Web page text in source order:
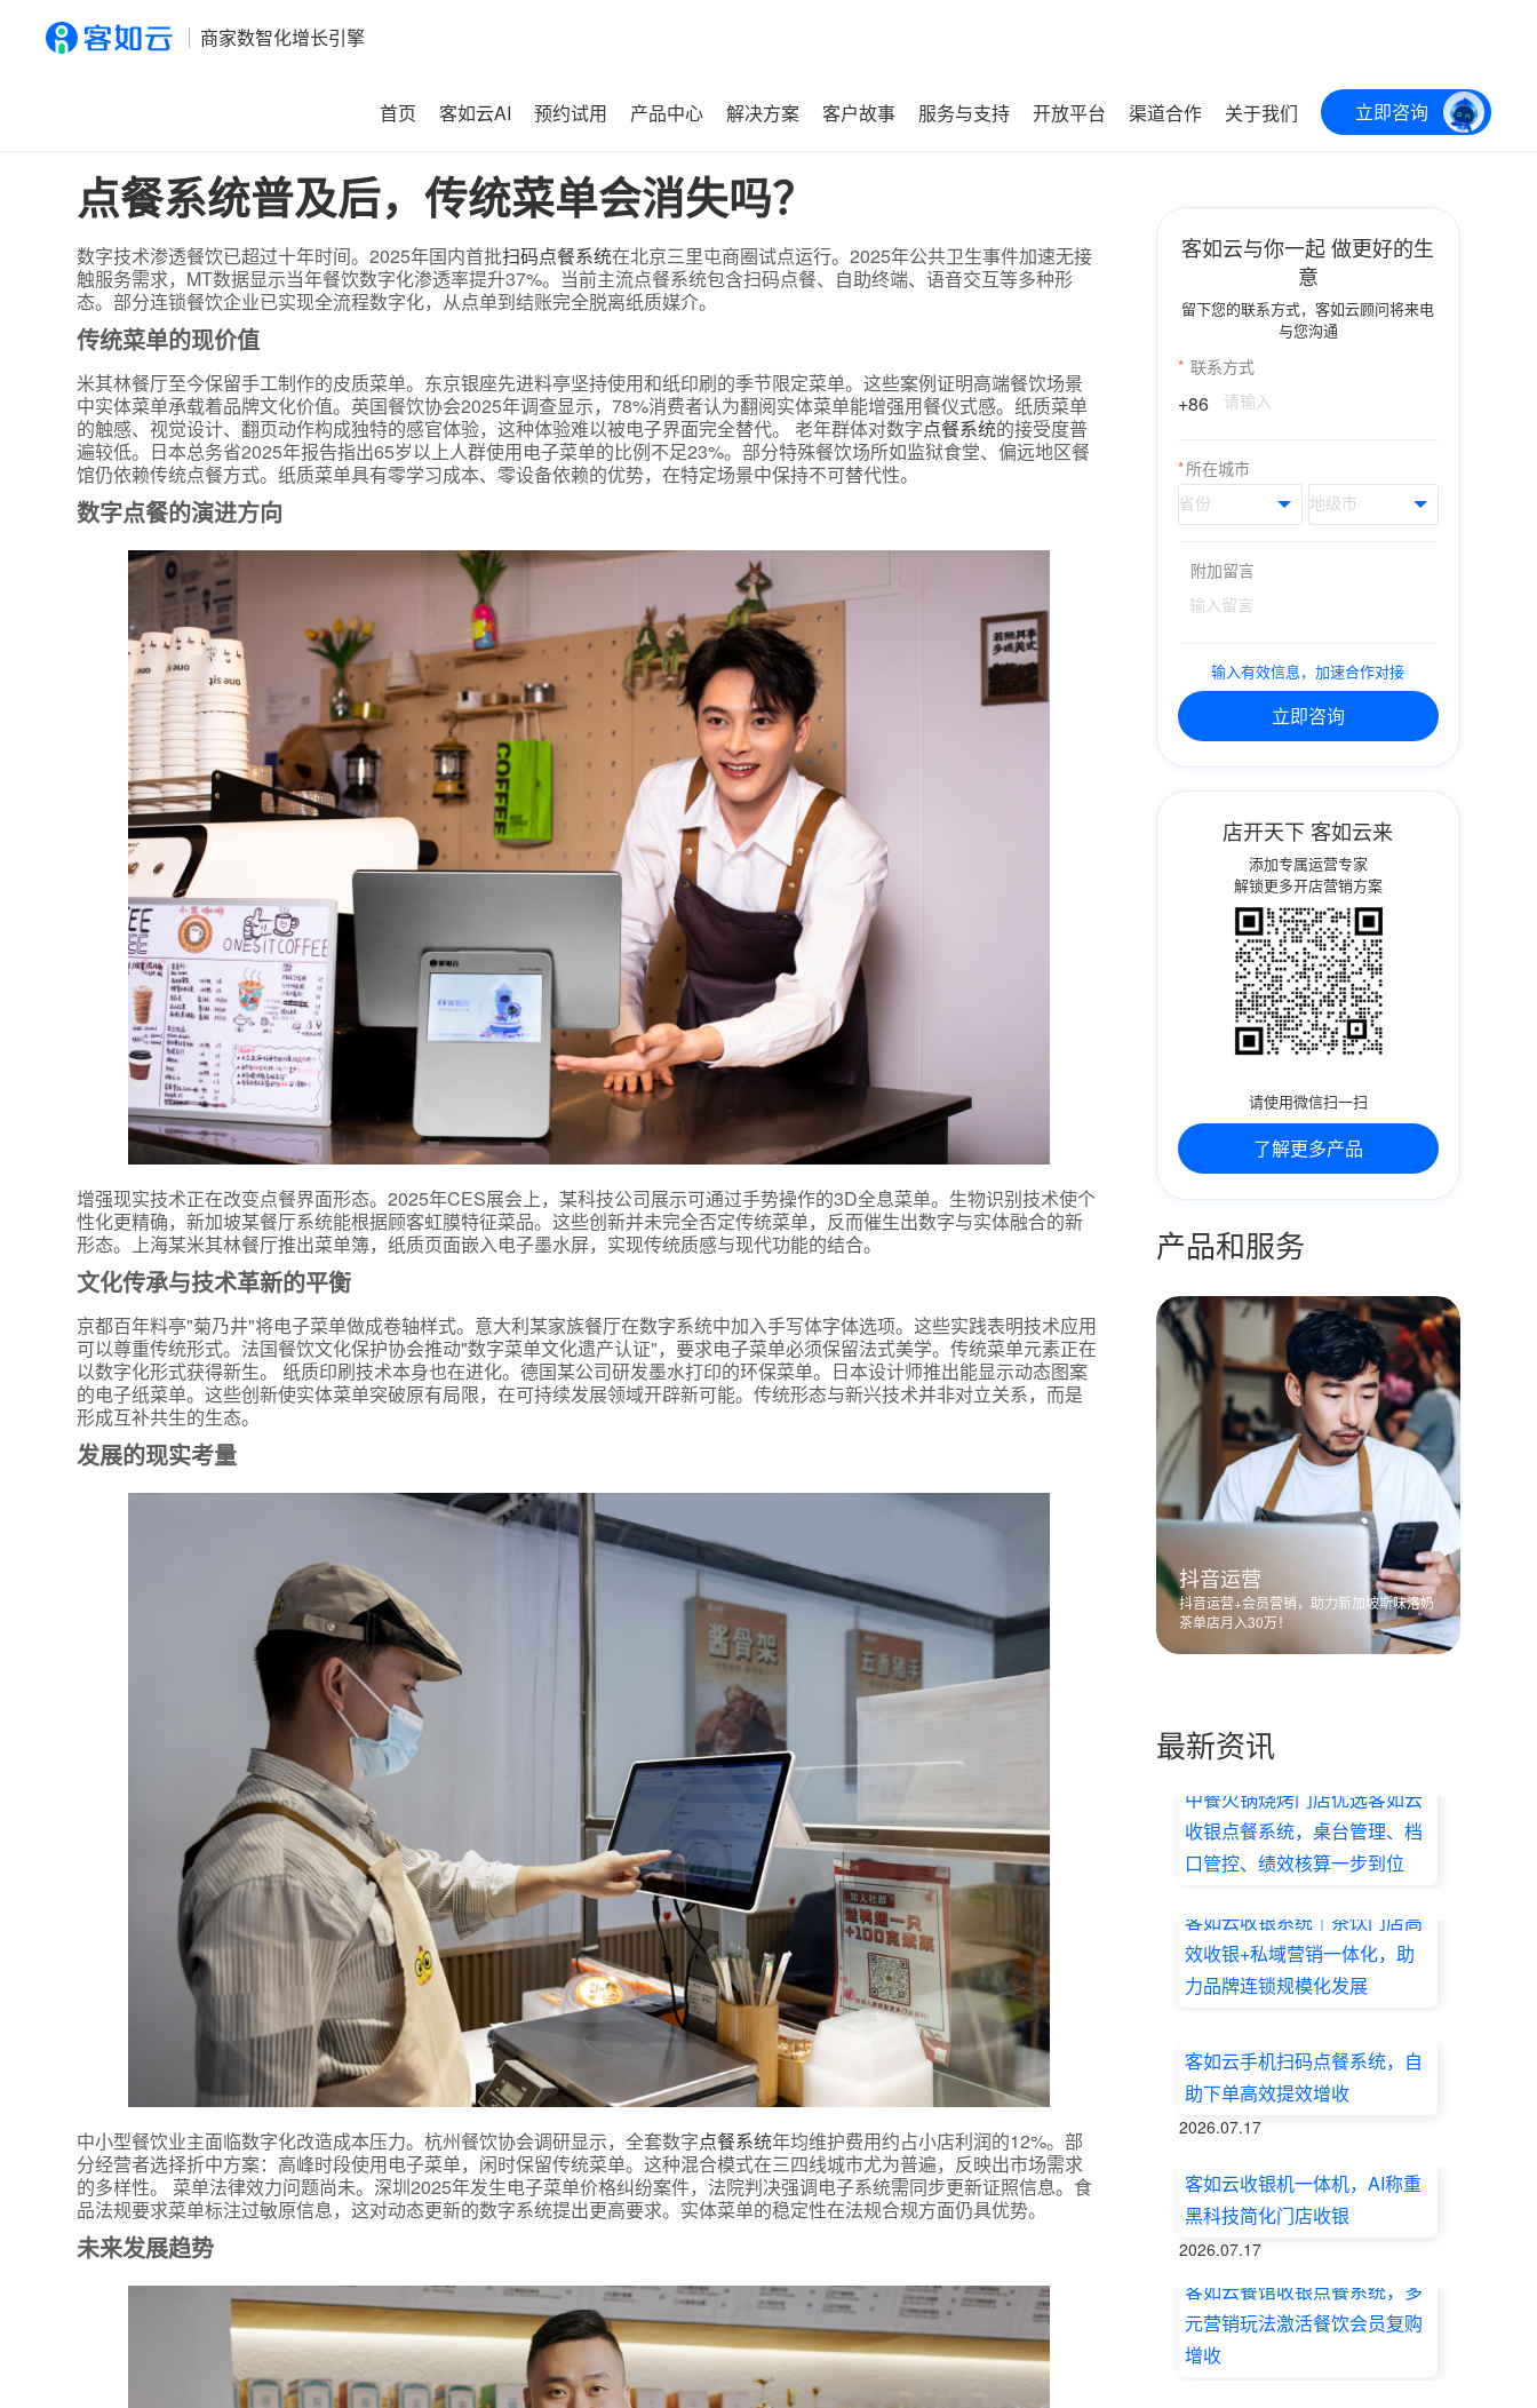
商家数智化增长引擎
首页 客如云AI 预约试用 产品中心 解决方案 客户故事 服务与支持 开放平台 渠道合作 关于我们 立即咨询
点餐系统普及后，传统菜单会消失吗？
数字技术渗透餐饮已超过十年时间。2025年国内首批扫码点餐系统在北京三里屯商圈试点运行。2025年公共卫生事件加速无接
触服务需求，MT数据显示当年餐饮数字化渗透率提升37%。当前主流点餐系统包含扫码点餐、自助终端、语音交互等多种形
态。部分连锁餐饮企业已实现全流程数字化，从点单到结账完全脱离纸质媒介。
传统菜单的现价值
米其林餐厅至今保留手工制作的皮质菜单。东京银座先进料亭坚持使用和纸印刷的季节限定菜单。这些案例证明高端餐饮场景
中实体菜单承载着品牌文化价值。英国餐饮协会2025年调查显示，78%消费者认为翻阅实体菜单能增强用餐仪式感。纸质菜单
的触感、视觉设计、翻页动作构成独特的感官体验，这种体验难以被电子界面完全替代。 老年群体对数字点餐系统的接受度普
遍较低。日本总务省2025年报告指出65岁以上人群使用电子菜单的比例不足23%。部分特殊餐饮场所如监狱食堂、偏远地区餐
馆仍依赖传统点餐方式。纸质菜单具有零学习成本、零设备依赖的优势，在特定场景中保持不可替代性。
数字点餐的演进方向
增强现实技术正在改变点餐界面形态。2025年CES展会上，某科技公司展示可通过手势操作的3D全息菜单。生物识别技术使个
性化更精确，新加坡某餐厅系统能根据顾客虹膜特征菜品。这些创新并未完全否定传统菜单，反而催生出数字与实体融合的新
形态。上海某米其林餐厅推出菜单簿，纸质页面嵌入电子墨水屏，实现传统质感与现代功能的结合。
文化传承与技术革新的平衡
京都百年料亭"菊乃井"将电子菜单做成卷轴样式。意大利某家族餐厅在数字系统中加入手写体字体选项。这些实践表明技术应用
可以尊重传统形式。法国餐饮文化保护协会推动"数字菜单文化遗产认证"，要求电子菜单必须保留法式美学。传统菜单元素正在
以数字化形式获得新生。 纸质印刷技术本身也在进化。德国某公司研发墨水打印的环保菜单。日本设计师推出能显示动态图案
的电子纸菜单。这些创新使实体菜单突破原有局限，在可持续发展领域开辟新可能。传统形态与新兴技术并非对立关系，而是
形成互补共生的生态。
发展的现实考量
中小型餐饮业主面临数字化改造成本压力。杭州餐饮协会调研显示，全套数字点餐系统年均维护费用约占小店利润的12%。部
分经营者选择折中方案：高峰时段使用电子菜单，闲时保留传统菜单。这种混合模式在三四线城市尤为普遍，反映出市场需求
的多样性。 菜单法律效力问题尚未。深圳2025年发生电子菜单价格纠纷案件，法院判决强调电子系统需同步更新证照信息。食
品法规要求菜单标注过敏原信息，这对动态更新的数字系统提出更高要求。实体菜单的稳定性在法规合规方面仍具优势。
未来发展趋势
客如云与你一起 做更好的生
意
留下您的联系方式，客如云顾问将来电
与您沟通
* 联系方式
+86
*所在城市
附加留言
输入有效信息，加速合作对接
立即咨询
店开天下 客如云来
添加专属运营专家
解锁更多开店营销方案
请使用微信扫一扫
了解更多产品
产品和服务
抖音运营
抖音运营+会员营销，助力新加坡斯味洛奶
茶单店月入30万！
最新资讯
中餐火锅烧烤门店优选客如云
收银点餐系统，桌台管理、档
口管控、绩效核算一步到位
客如云收银系统｜茶饮门店高
效收银+私域营销一体化，助
力品牌连锁规模化发展
客如云手机扫码点餐系统，自
助下单高效提效增收
2026.07.17
客如云收银机一体机，AI称重
黑科技简化门店收银
2026.07.17
客如云餐馆收银点餐系统，多
元营销玩法激活餐饮会员复购
增收
*所属业态
*我的姓名
附加留言
预约试用
我是老客户，了解最新优惠